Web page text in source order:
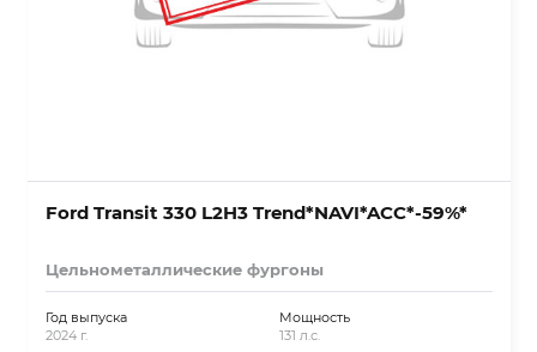
Ford Transit 330 L2H3 Trend*NAVI*ACC*-59%*
Цельнометаллические фургоны
Год выпуска
2024 г.
Мощность
131 л.с.